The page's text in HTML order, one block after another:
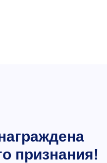
признания!